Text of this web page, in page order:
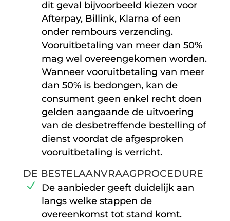
dit geval bijvoorbeeld kiezen voor
Afterpay, Billink, Klarna of een
onder rembours verzending.
Vooruitbetaling van meer dan 50%
mag wel overeengekomen worden.
Wanneer vooruitbetaling van meer
dan 50% is bedongen, kan de
consument geen enkel recht doen
gelden aangaande de uitvoering
van de desbetreffende bestelling of
dienst voordat de afgesproken
vooruitbetaling is verricht.
DE BESTELAANVRAAGPROCEDURE
De aanbieder geeft duidelijk aan
langs welke stappen de
overeenkomst tot stand komt.